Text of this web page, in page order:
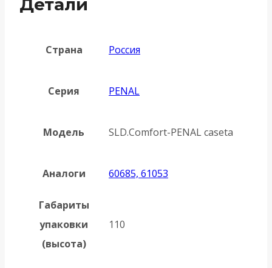
Детали
Страна Россия
Серия PENAL
Модель SLD.Comfort-PENAL caseta
Аналоги 60685, 61053
Габариты
упаковки
(высота)
110